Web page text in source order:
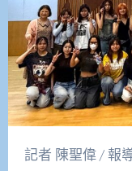
記者 陳聖偉 / 報